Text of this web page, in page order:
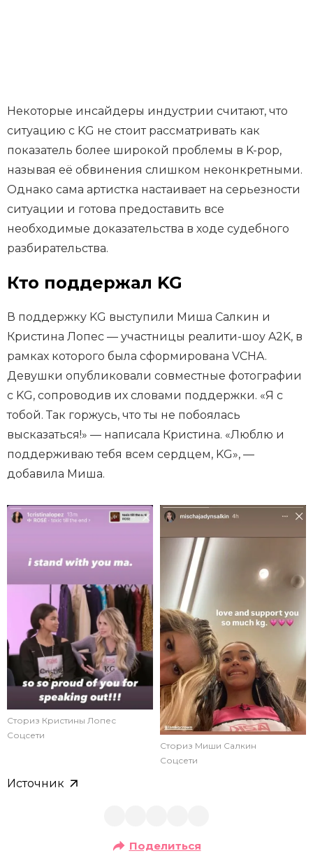
Некоторые инсайдеры индустрии считают, что
ситуацию с KG не стоит рассматривать как
показатель более широкой проблемы в K-pop,
называя её обвинения слишком неконкретными.
Однако сама артистка настаивает на серьезности
ситуации и готова предоставить все
необходимые доказательства в ходе судебного
разбирательства.
Кто поддержал KG
В поддержку KG выступили Миша Салкин и
Кристина Лопес — участницы реалити-шоу A2K, в
рамках которого была сформирована VCHA.
Девушки опубликовали совместные фотографии
с KG, сопроводив их словами поддержки. «Я с
тобой. Так горжусь, что ты не побоялась
высказаться!» — написала Кристина. «Люблю и
поддерживаю тебя всем сердцем, KG», —
добавила Миша.
Сториз Кристины Лопес
Соцсети
Сториз Миши Салкин
Соцсети
Источник
Поделиться